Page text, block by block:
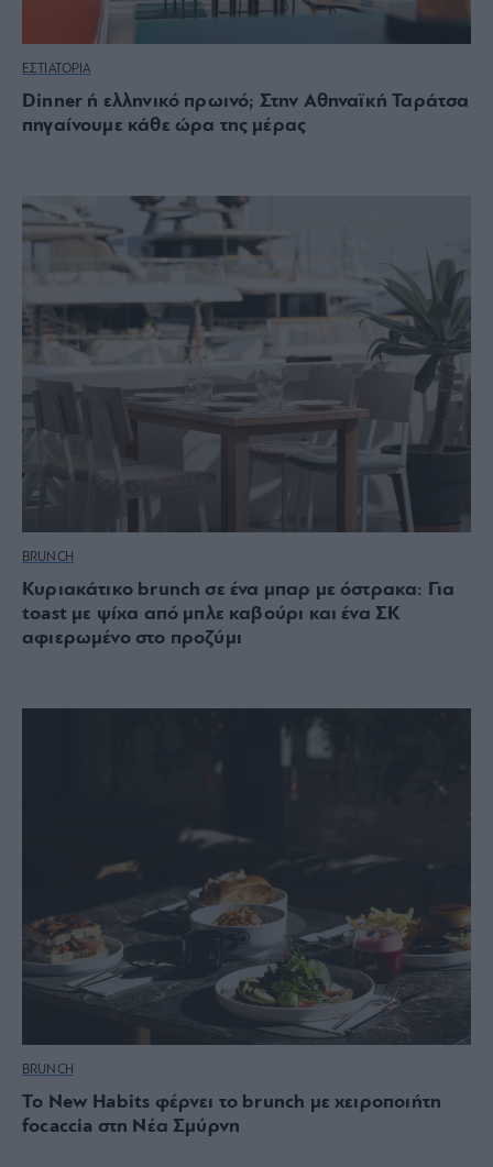
ΕΣΤΙΑΤΟΡΙΑ
Dinner ή ελληνικό πρωινό; Στην Αθηναϊκή Ταράτσα
πηγαίνουμε κάθε ώρα της μέρας
BRUNCH
Κυριακάτικο brunch σε ένα μπαρ με όστρακα: Για
toast με ψίχα από μπλε καβούρι και ένα ΣΚ
αφιερωμένο στο προζύμι
BRUNCH
Το New Habits φέρνει το brunch με χειροποιήτη
focaccia στη Νέα Σμύρνη